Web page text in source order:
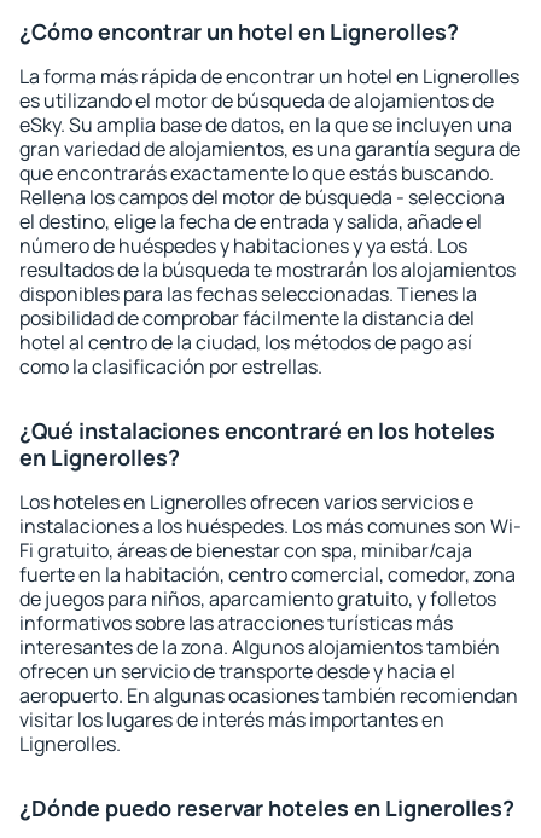
¿Cómo encontrar un hotel en Lignerolles?
La forma más rápida de encontrar un hotel en Lignerolles
es utilizando el motor de búsqueda de alojamientos de
eSky. Su amplia base de datos, en la que se incluyen una
gran variedad de alojamientos, es una garantía segura de
que encontrarás exactamente lo que estás buscando.
Rellena los campos del motor de búsqueda - selecciona
el destino, elige la fecha de entrada y salida, añade el
número de huéspedes y habitaciones y ya está. Los
resultados de la búsqueda te mostrarán los alojamientos
disponibles para las fechas seleccionadas. Tienes la
posibilidad de comprobar fácilmente la distancia del
hotel al centro de la ciudad, los métodos de pago así
como la clasificación por estrellas.
¿Qué instalaciones encontraré en los hoteles
en Lignerolles?
Los hoteles en Lignerolles ofrecen varios servicios e
instalaciones a los huéspedes. Los más comunes son Wi-
Fi gratuito, áreas de bienestar con spa, minibar/caja
fuerte en la habitación, centro comercial, comedor, zona
de juegos para niños, aparcamiento gratuito, y folletos
informativos sobre las atracciones turísticas más
interesantes de la zona. Algunos alojamientos también
ofrecen un servicio de transporte desde y hacia el
aeropuerto. En algunas ocasiones también recomiendan
visitar los lugares de interés más importantes en
Lignerolles.
¿Dónde puedo reservar hoteles en Lignerolles?